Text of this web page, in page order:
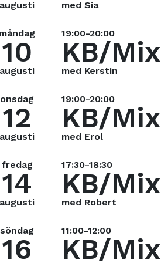
augusti med Sia
10
augusti
19:00-20:00
KB/Mix
med Kerstin
onsdag
12
augusti
19:00-20:00
KB/Mix
med Erol
fredag
14
augusti
17:30-18:30
KB/Mix
med Robert
söndag
16
11:00-12:00
KB/Mix